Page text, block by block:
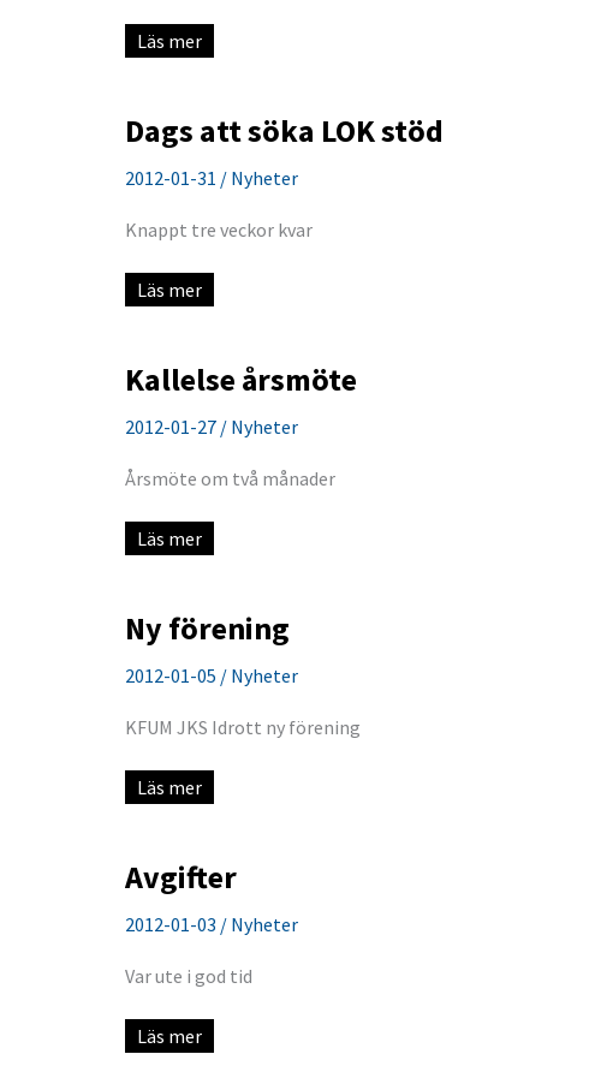
Kosttillskott
Läs mer
Dags att söka LOK stöd
2012-01-31 / Nyheter
Knappt tre veckor kvar
Dags
att
stöd
Läs mer
Kallelse årsmöte
2012-01-27 / Nyheter
Årsmöte om två månader
Kallelse
årsmöte
Läs mer
Ny förening
2012-01-05 / Nyheter
KFUM JKS Idrott ny förening
Ny
förening
Läs mer
Avgifter
2012-01-03 / Nyheter
Var ute i god tid
Avgifter
Läs mer